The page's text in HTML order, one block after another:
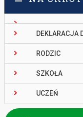
DEKLARACJA
RODZIC
SZKOŁA
UCZEŃ